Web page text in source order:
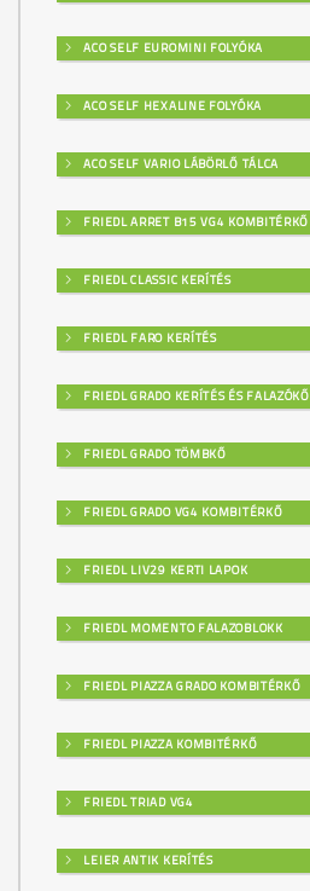
ACO SELF EUROMINI FOLYÓKA
ACO SELF HEXALINE FOLYÓKA
ACO SELF VARIO LÁBÖRLŐ TÁLCA
FRIEDL ARRET B15 VG4 KOMBITÉRKŐ
FRIEDL CLASSIC KERÍTÉS
FRIEDL FARO KERÍTÉS
FRIEDL GRADO KERÍTÉS ÉS FALAZÓKŐ
FRIEDL GRADO TÖMBKŐ
FRIEDL GRADO VG4 KOMBITÉRKŐ
FRIEDL LIV29 KERTI LAPOK
FRIEDL MOMENTO FALAZOBLOKK
FRIEDL PIAZZA GRADO KOMBITÉRKŐ
FRIEDL PIAZZA KOMBITÉRKŐ
FRIEDL TRIAD VG4
LEIER ANTIK KERÍTÉS